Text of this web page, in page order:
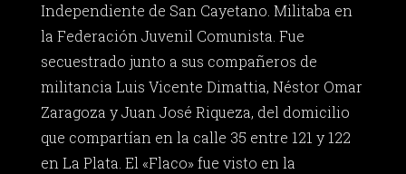
Independiente de San Cayetano. Militaba en
la Federación Juvenil Comunista. Fue
secuestrado junto a sus compañeros de
militancia Luis Vicente Dimattia, Néstor Omar
Zaragoza y Juan José Riqueza, del domicilio
que compartían en la calle 35 entre 121 y 122
en La Plata. El «Flaco» fue visto en la